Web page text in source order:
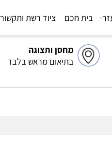
מחסן ותצוגה
בתיאום מראש בלבד
בית חכם ציוד רשת ותקשורת